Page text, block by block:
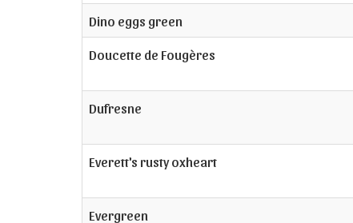
Dino eggs green
Doucette de Fougères
Dufresne
Everett's rusty oxheart
Evergreen